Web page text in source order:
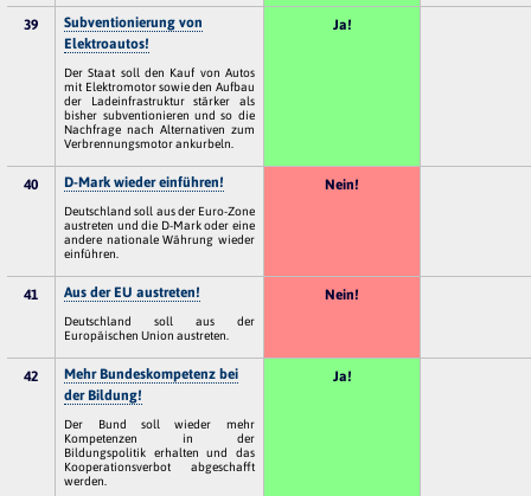
39
Subventionierung von
Elektroautos!
Der Staat soll den Kauf von Autos
mit Elektromotor sowie den Aufbau
der Ladeinfrastruktur stärker als
bisher subventionieren und so die
Nachfrage nach Alternativen zum
Verbrennungsmotor ankurbeln.
Ja!
40 D-Mark wieder einführen!
Deutschland soll aus der Euro-Zone
austreten und die D-Mark oder eine
andere nationale Währung wieder
einführen.
Nein!
41 Aus der EU austreten!
Deutschland soll aus der
Europäischen Union austreten.
Nein!
42
Mehr Bundeskompetenz bei
der Bildung!
Der Bund soll wieder mehr
Kompetenzen in der
Bildungspolitik erhalten und das
Kooperationsverbot abgeschafft
werden.
Ja!